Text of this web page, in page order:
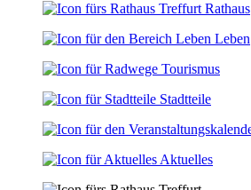
Rathaus
Leben
Tourismus
Stadtteile
Aktuelles